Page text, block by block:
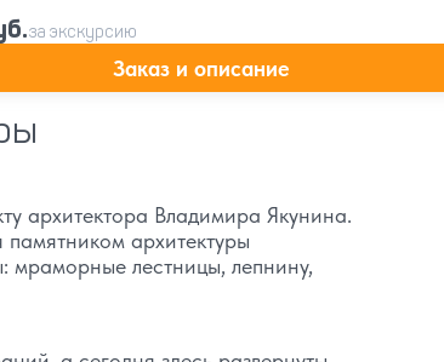
за экскурсию
Заказ и описание
архитектора Владимира Якунина.
архитектуры
мраморные лестницы, лепнину,